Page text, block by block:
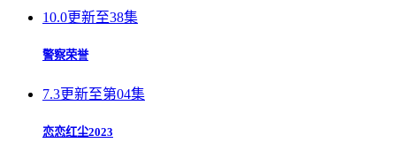
10.0更新至38集
警察荣誉
7.3更新至第04集
恋恋红尘2023